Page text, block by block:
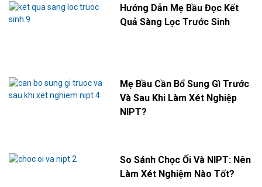
Hướng Dẫn Mẹ Bầu Đọc Kết
Quả Sàng Lọc Trước Sinh
Mẹ Bầu Cần Bổ Sung Gì Trước
Và Sau Khi Làm Xét Nghiệp
NIPT?
So Sánh Chọc Ối Và NIPT: Nên
Làm Xét Nghiệm Nào Tốt?